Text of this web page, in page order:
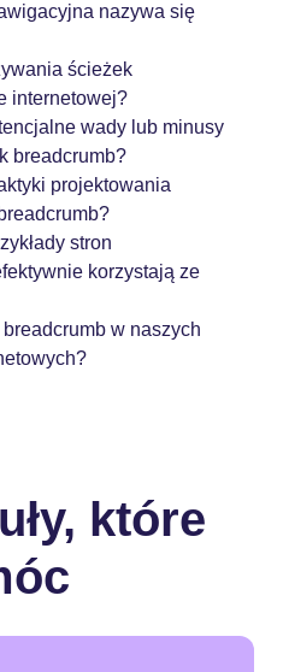
nazywa się
ścieżek
internetowej?
wady lub minusy
breadcrumb?
projektowania
stron
korzystają ze
w naszych
które